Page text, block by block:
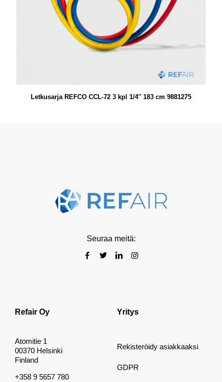
Letkusarja REFCO CCL-72 3 kpl 1/4″ 183 cm 9881275
Seuraa meitä:
Refair Oy
Atomitie 1
00370 Helsinki
Finland
+358 9 5657 780
Yritys
Rekisteröidy asiakkaaksi
GDPR